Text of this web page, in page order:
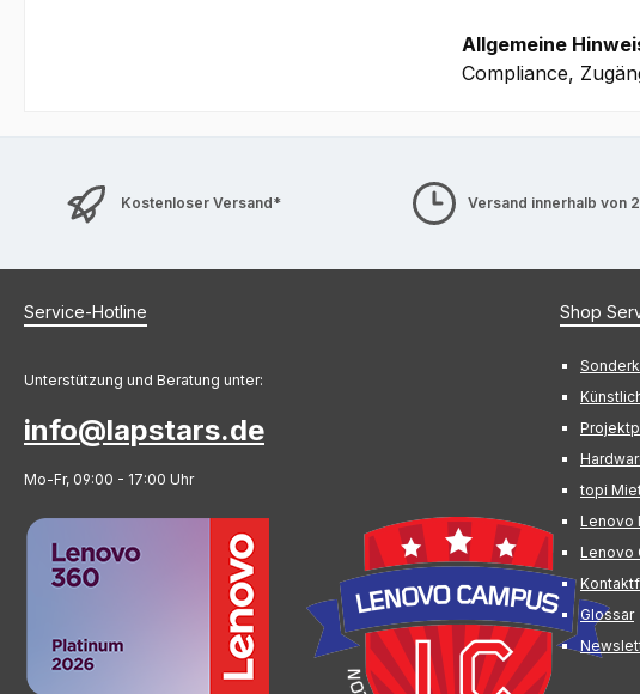
Allgemeine
Compliance,
Kostenloser Versand* Versand innerhalb von
Service-Hotline
Unterstützung und Beratung unter:
info@lapstars.de
Mo-Fr, 09:00 - 17:00 Uhr
Shop
topi
Lenovo
Lenovo
Glossar